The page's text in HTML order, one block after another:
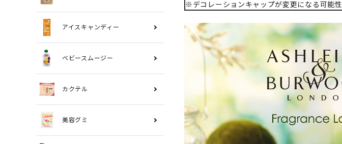
アイスキャンディー
ベビースムージー
カクテル
美容グミ
※デコレーションキャップが変更になる可能性